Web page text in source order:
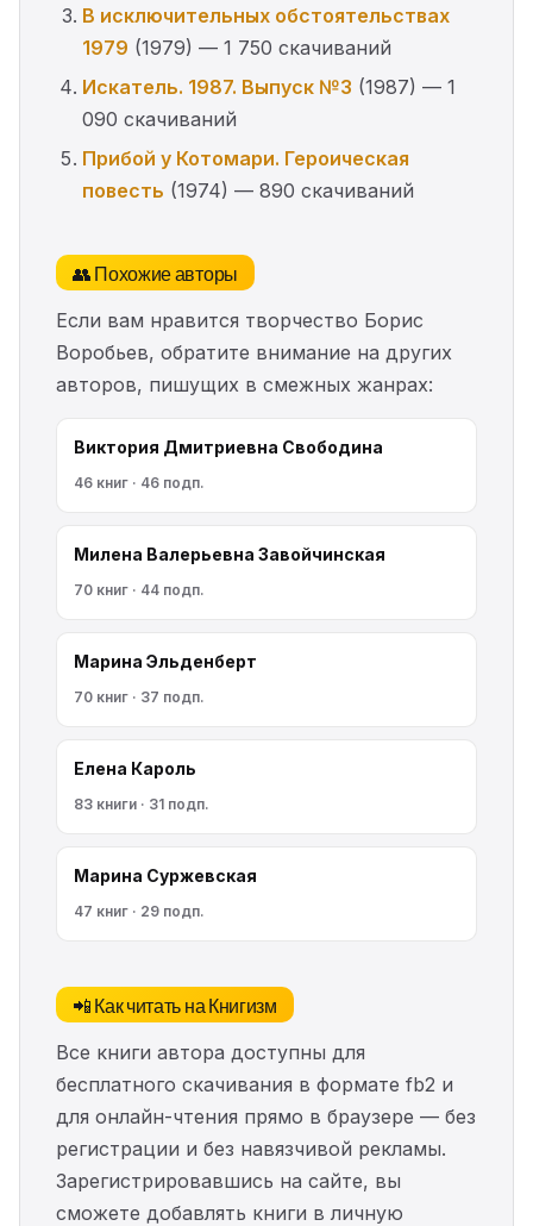
В исключительных обстоятельствах
1979 (1979) — 1 750 скачиваний
Искатель. 1987. Выпуск №3 (1987) — 1
090 скачиваний
Прибой у Котомари. Героическая
повесть (1974) — 890 скачиваний
👥 Похожие авторы
Если вам нравится творчество Борис
Воробьев, обратите внимание на других
авторов, пишущих в смежных жанрах:
Виктория Дмитриевна Свободина
46 книг · 46 подп.
Милена Валерьевна Завойчинская
70 книг · 44 подп.
Марина Эльденберт
70 книг · 37 подп.
Елена Кароль
83 книги · 31 подп.
Марина Cyржевcкая
47 книг · 29 подп.
📲 Как читать на Книгизм
Все книги автора доступны для
бесплатного скачивания в формате fb2 и
для онлайн-чтения прямо в браузере — без
регистрации и без навязчивой рекламы.
Зарегистрировавшись на сайте, вы
сможете добавлять книги в личную